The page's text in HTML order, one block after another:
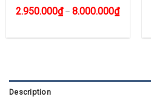
2.950.000₫– 8.000.000₫
Description